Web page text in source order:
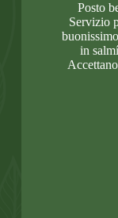
Posto
Servizio
in